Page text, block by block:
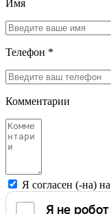
Имя
Телефон *
Комментарии
Я согласен (-на) на